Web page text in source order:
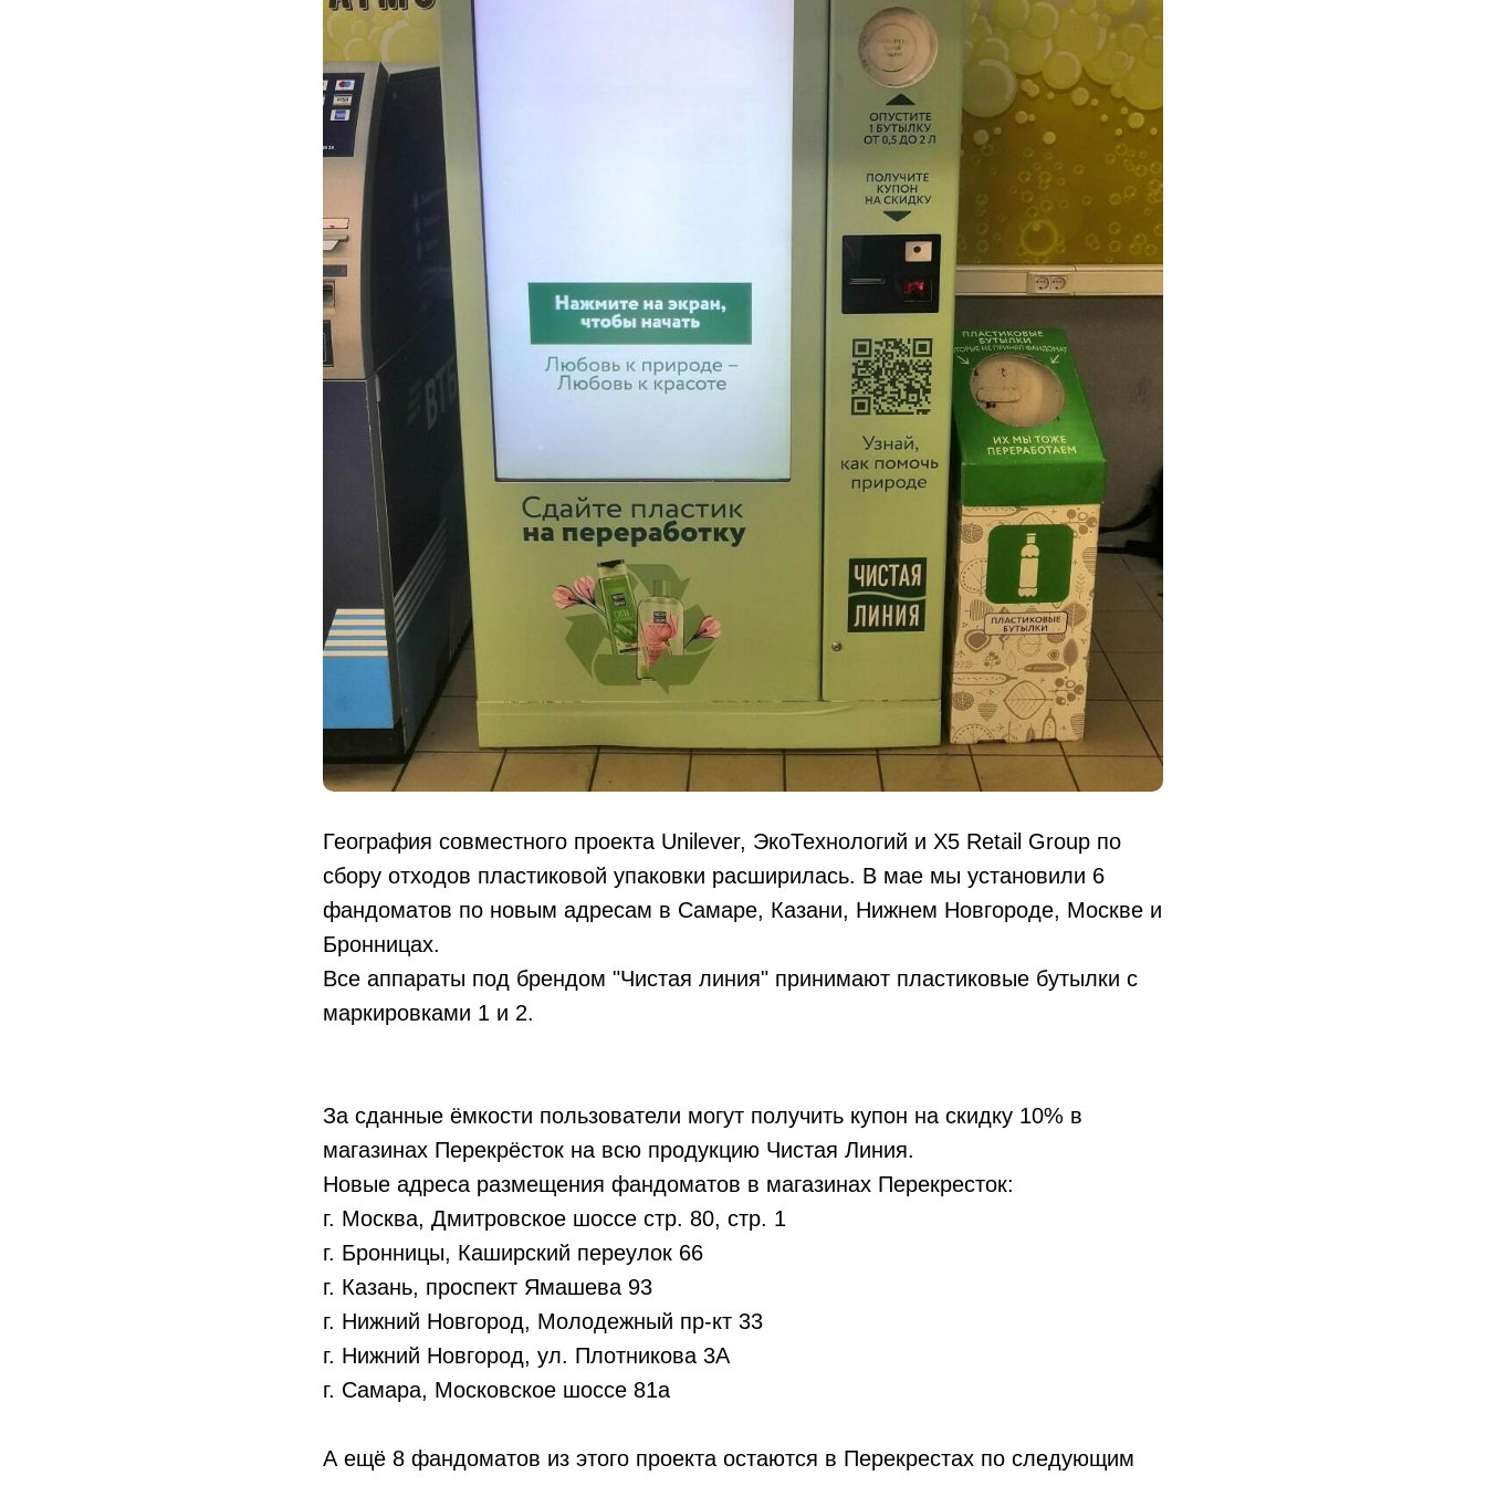
География совместного проекта Unilever, ЭкоТехнологий и X5 Retail Group по
сбору отходов пластиковой упаковки расширилась. В мае мы установили 6
фандоматов по новым адресам в Самаре, Казани, Нижнем Новгороде, Москве и
Бронницах.
Все аппараты под брендом "Чистая линия" принимают пластиковые бутылки с
маркировками 1 и 2.
За сданные ёмкости пользователи могут получить купон на скидку 10% в
магазинах Перекрёсток на всю продукцию Чистая Линия.
Новые адреса размещения фандоматов в магазинах Перекресток:
г. Москва, Дмитровское шоссе стр. 80, стр. 1
г. Бронницы, Каширский переулок 66
г. Казань, проспект Ямашева 93
г. Нижний Новгород, Молодежный пр-кт 33
г. Нижний Новгород, ул. Плотникова 3А
г. Самара, Московское шоссе 81а
А ещё 8 фандоматов из этого проекта остаются в Перекрестах по следующим